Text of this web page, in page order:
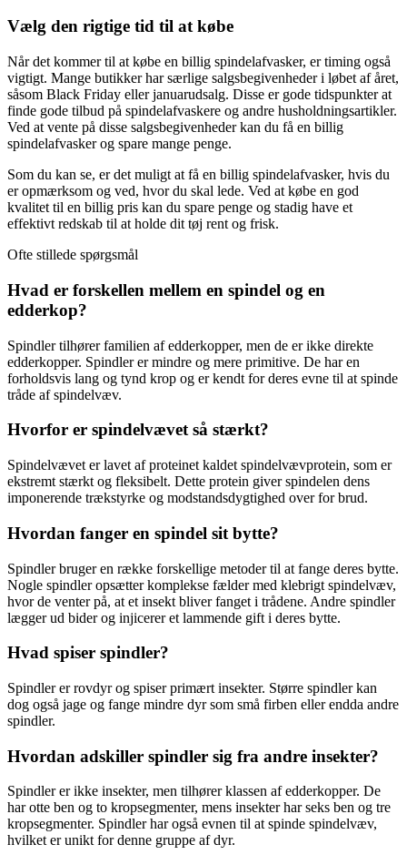
Vælg den rigtige tid til at købe
Når det kommer til at købe en billig spindelafvasker, er timing også
vigtigt. Mange butikker har særlige salgsbegivenheder i løbet af året,
såsom Black Friday eller januarudsalg. Disse er gode tidspunkter at
finde gode tilbud på spindelafvaskere og andre husholdningsartikler.
Ved at vente på disse salgsbegivenheder kan du få en billig
spindelafvasker og spare mange penge.
Som du kan se, er det muligt at få en billig spindelafvasker, hvis du
er opmærksom og ved, hvor du skal lede. Ved at købe en god
kvalitet til en billig pris kan du spare penge og stadig have et
effektivt redskab til at holde dit tøj rent og frisk.
Ofte stillede spørgsmål
Hvad er forskellen mellem en spindel og en
edderkop?
Spindler tilhører familien af edderkopper, men de er ikke direkte
edderkopper. Spindler er mindre og mere primitive. De har en
forholdsvis lang og tynd krop og er kendt for deres evne til at spinde
tråde af spindelvæv.
Hvorfor er spindelvævet så stærkt?
Spindelvævet er lavet af proteinet kaldet spindelvævprotein, som er
ekstremt stærkt og fleksibelt. Dette protein giver spindelen dens
imponerende trækstyrke og modstandsdygtighed over for brud.
Hvordan fanger en spindel sit bytte?
Spindler bruger en række forskellige metoder til at fange deres bytte.
Nogle spindler opsætter komplekse fælder med klebrigt spindelvæv,
hvor de venter på, at et insekt bliver fanget i trådene. Andre spindler
lægger ud bider og injicerer et lammende gift i deres bytte.
Hvad spiser spindler?
Spindler er rovdyr og spiser primært insekter. Større spindler kan
dog også jage og fange mindre dyr som små firben eller endda andre
spindler.
Hvordan adskiller spindler sig fra andre insekter?
Spindler er ikke insekter, men tilhører klassen af edderkopper. De
har otte ben og to kropsegmenter, mens insekter har seks ben og tre
kropsegmenter. Spindler har også evnen til at spinde spindelvæv,
hvilket er unikt for denne gruppe af dyr.